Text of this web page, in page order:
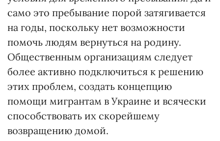
само это пребывание порой затягивается
на годы, поскольку нет возможности
помочь людям вернуться на родину.
Общественным организациям следует
более активно подключиться к решению
этих проблем, создать концепцию
помощи мигрантам в Украине и всячески
способствовать их скорейшему
возвращению домой.